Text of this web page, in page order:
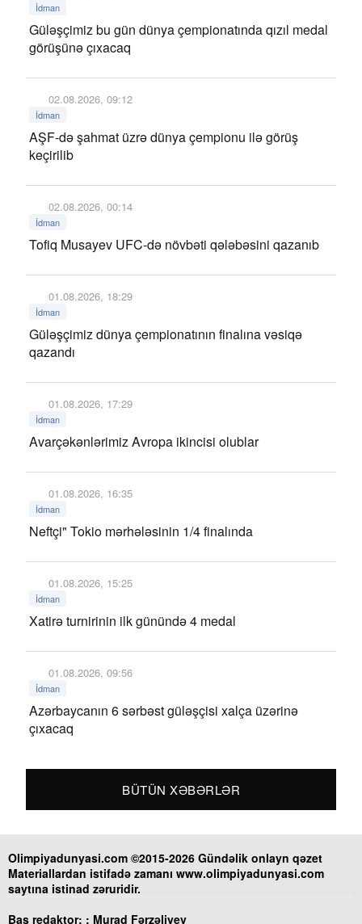
İdman
Güləşçimiz bu gün dünya çempionatında qızıl medal
görüşünə çıxacaq
02.08.2026, 09:12
İdman
AŞF-də şahmat üzrə dünya çempionu ilə görüş
keçirilib
02.08.2026, 00:14
İdman
Tofiq Musayev UFC-də növbəti qələbəsini qazanıb
01.08.2026, 18:29
İdman
Güləşçimiz dünya çempionatının finalına vəsiqə
qazandı
01.08.2026, 17:29
İdman
Avarçəkənlərimiz Avropa ikincisi olublar
01.08.2026, 16:35
İdman
Neftçi" Tokio mərhələsinin 1/4 finalında
01.08.2026, 15:25
İdman
Xatirə turnirinin ilk günündə 4 medal
01.08.2026, 09:56
İdman
Azərbaycanın 6 sərbəst güləşçisi xalça üzərinə
çıxacaq
BÜTÜN XƏBƏRLƏR
Olimpiyadunyasi.com ©2015-2026 Gündəlik onlayn qəzet
Materiallardan istifadə zamanı www.olimpiyadunyasi.com
saytına istinad zəruridir.
Baş redaktor: : Murad Fərzəliyev